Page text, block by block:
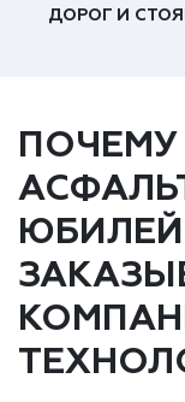
ДОРОГ И
ПОЧЕМУ